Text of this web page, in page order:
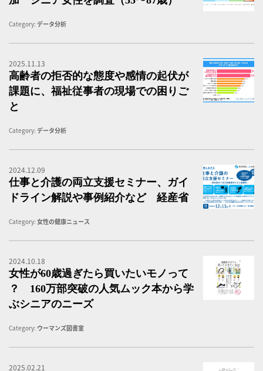
Category: データ分析
2025.11.13
高齢者の拒否的な態度や感情の起伏が
課題に、福祉従事者の現場での困りご
と
Category: データ分析
2024.12.09
仕事と介護の両立支援セミナー、ガイ
ドライン解説や事例紹介など 経産省
Category: 女性の健康ニュース
2024.10.18
女性が60歳過ぎたら買いたいモノって
？ 160万部突破の人気ムック本から学
ぶシニアのニーズ
Category: ウーマンズ図書室
2025.02.21